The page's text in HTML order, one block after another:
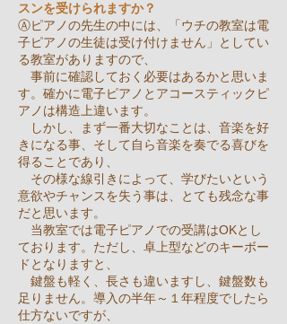
スンを受けられますか？
Ⓐピアノの先生の中には、「ウチの教室は電
子ピアノの生徒は受け付けません」としてい
る教室がありますので、
事前に確認しておく必要はあるかと思いま
す。確かに電子ピアノとアコースティックピ
アノは構造上違います。
しかし、まず一番大切なことは、音楽を好
きになる事、そして自ら音楽を奏でる喜びを
得ることであり、
その様な線引きによって、学びたいという
意欲やチャンスを失う事は、とても残念な事
だと思います。
当教室では電子ピアノでの受講はOKとし
ております。 ただし、卓上型などのキーボー
ドとなりますと、
鍵盤も軽く、長さも違いますし、鍵盤数も
足りません。 導入の半年～１年程度でしたら
仕方ないですが、